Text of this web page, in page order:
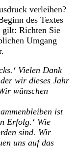
verleihen?
des Textes
gilt: Richten Sie
Umgang
Vielen Dank
wir dieses Jahr
wünschen
ist
Erfolg.‘ Wie
sind. Wir
uns auf das